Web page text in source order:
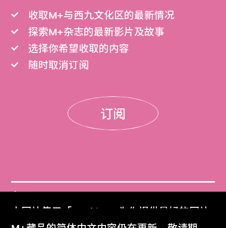
本网站使用「Cookies」为你提供最好的网站
收取M+与西九文化区的最新情况
探索M+杂志的最新影片及故事
选择你希望收取的内容
随时取消订阅
订阅
门票
Get Tickets